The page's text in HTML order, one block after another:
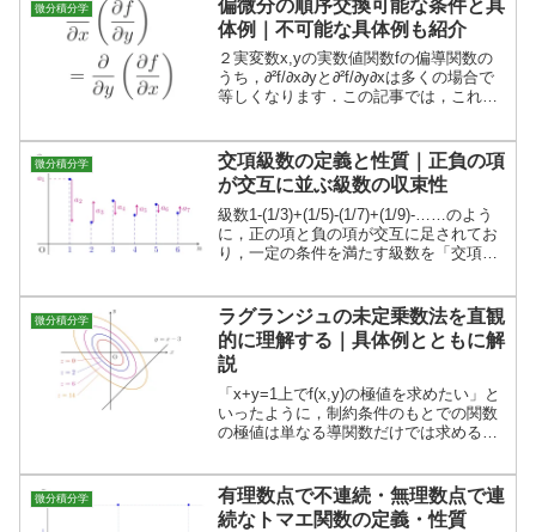
微分積分学
偏微分の順序交換可能な条件と具
体例｜不可能な具体例も紹介
２実変数x,yの実数値関数fの偏導関数の
うち，∂²f/∂x∂yと∂²f/∂y∂xは多くの場合で
等しくなります．この記事では，これら
介します．
微分積分学
交項級数の定義と性質｜正負の項
が交互に並ぶ級数の収束性
級数1-(1/3)+(1/5)-(1/7)+(1/9)-……のよう
に，正の項と負の項が交互に足されてお
り，一定の条件を満たす級数を「交項級
項級数が収束することを証明します．
微分積分学
ラグランジュの未定乗数法を直観
的に理解する｜具体例とともに解
説
「x+y=1上でf(x,y)の極値を求めたい」と
いったように，制約条件のもとでの関数
の極値は単なる導関数だけでは求めるこ
ンジュの未定乗数法の直感的な考え方を
説明し，具体例を考えます．
微分積分学
有理数点で不連続・無理数点で連
続なトマエ関数の定義・性質